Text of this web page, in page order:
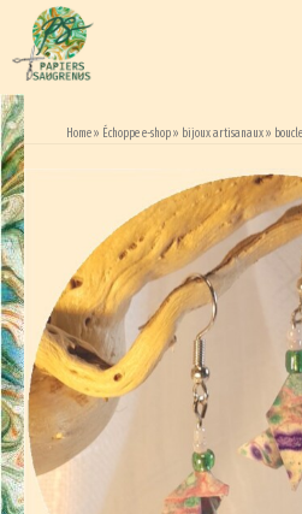
Home» Échoppe e-shop» bijoux artisanaux»